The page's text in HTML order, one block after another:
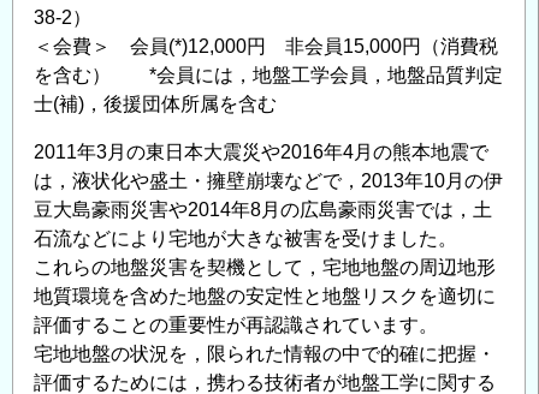
の
知
見
講
会
『小
規
模
建
物
の
基
38-2）
＜会費＞ 会員(*)12,000円 非会員15,000円（消費税
を含む） *会員には，地盤工学会員，地盤品質判定
士(補)，後援団体所属を含む
2011年3月の東日本大震災や2016年4月の熊本地震で
は，液状化や盛土・擁壁崩壊などで，2013年10月の伊
豆大島豪雨災害や2014年8月の広島豪雨災害では，土
石流などにより宅地が大きな被害を受けました。
これらの地盤災害を契機として，宅地地盤の周辺地形
地質環境を含めた地盤の安定性と地盤リスクを適切に
評価することの重要性が再認識されています。
宅地地盤の状況を，限られた情報の中で的確に把握・
評価するためには，携わる技術者が地盤工学に関する